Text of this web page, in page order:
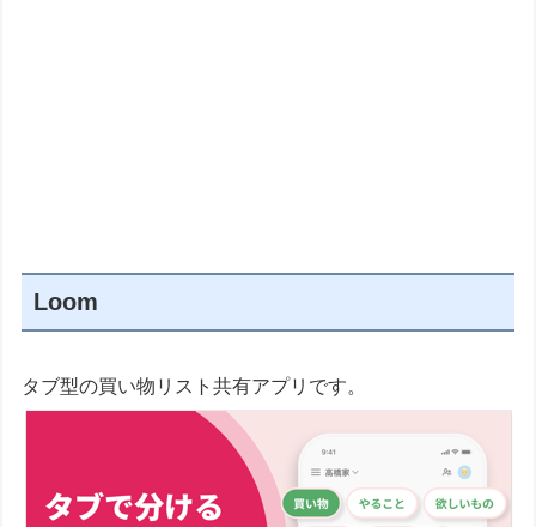
Loom
タブ型の買い物リスト共有アプリです。